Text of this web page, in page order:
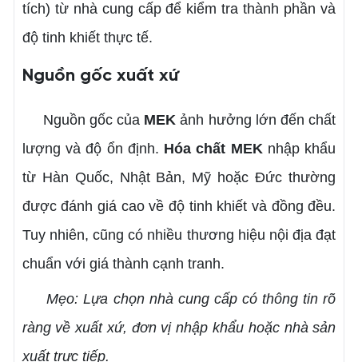
tích) từ nhà cung cấp để kiểm tra thành phần và
độ tinh khiết thực tế.
Nguồn gốc xuất xứ
Nguồn gốc của MEK ảnh hưởng lớn đến chất
lượng và độ ổn định. Hóa chất MEKnhập khẩu
từ Hàn Quốc, Nhật Bản, Mỹ hoặc Đức thường
được đánh giá cao về độ tinh khiết và đồng đều.
Tuy nhiên, cũng có nhiều thương hiệu nội địa đạt
chuẩn với giá thành cạnh tranh.
Mẹo: Lựa chọn nhà cung cấp có thông tin rõ
ràng về xuất xứ, đơn vị nhập khẩu hoặc nhà sản
xuất trực tiếp.